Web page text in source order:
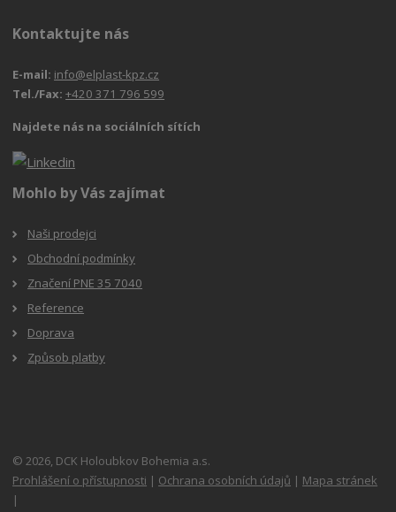
Kontaktujte nás
E-mail: info@elplast-kpz.cz
Tel./Fax:+420 371 796 599
Najdete nás na sociálních sítích
Mohlo by Vás zajímat
Naši prodejci
Obchodní podmínky
Značení PNE 35 7040
Reference
Doprava
Způsob platby
© 2026, DCK Holoubkov Bohemia a.s.
Prohlášení o přístupnosti | Ochrana osobních údajů | Mapa stránek
|